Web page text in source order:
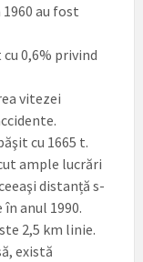
au fost
0,6% privind
vitezei
cu 1665 t.
ample lucrări
distanță s-
anul 1990.
2,5 km linie.
există